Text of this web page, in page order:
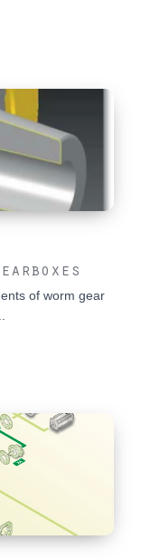
of worm gear